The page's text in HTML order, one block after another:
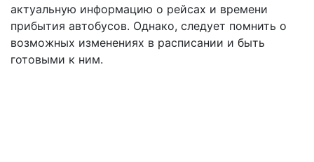
актуальную информацию о рейсах и времени
прибытия автобусов. Однако, следует помнить о
возможных изменениях в расписании и быть
готовыми к ним.